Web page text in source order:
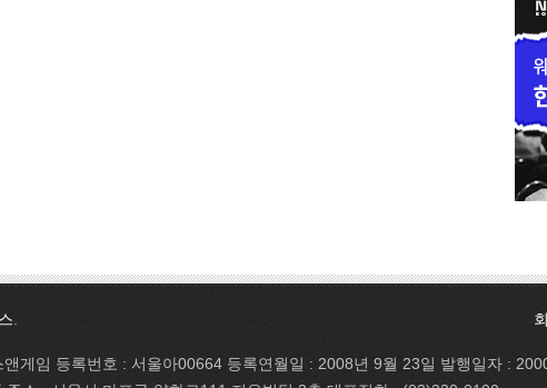
게임 등록번호 : 서울아00664 등록연월일 : 2008년 9월 23일 발행일자 :